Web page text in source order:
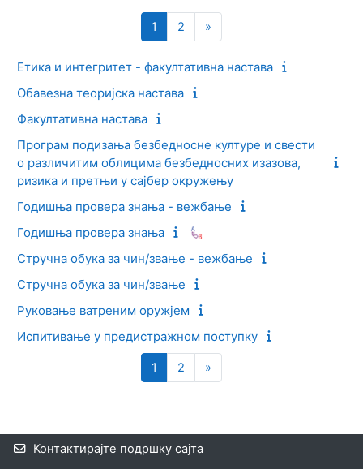
1 Страница 1
2 Страница 2
»
Етика и интегритет - факултативна настава
Обавезна теоријска настава
Факултативна настава
Програм подизања безбедносне културе и свести
о различитим облицима безбедносних изазова,
ризика и претњи у сајбер окружењу
Годишња провера знања - вежбање
Годишња провера знања
Стручна обука за чин/звање - вежбање
Стручна обука за чин/звање
Руковање ватреним оружјем
Испитивање у предистражном поступку
1 Страница 1
2 Страница 2
»
Додатни блокови
Контактирајте подршку сајта